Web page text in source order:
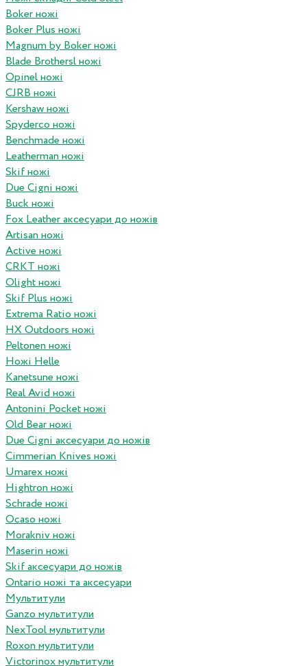
Boker ножі
Boker Plus ножі
Magnum by Boker ножі
Blade Brothersl ножі
Opinel ножі
CJRB ножі
Kershaw ножі
Spyderco ножі
Benchmade ножі
Leatherman ножі
Skif ножі
Due Cigni ножі
Buck ножі
Fox Leather аксесуари до ножів
Artisan ножі
Active ножі
CRKT ножі
Olight ножі
Skif Plus ножі
Extrema Ratio ножі
HX Outdoors ножі
Peltonen ножі
Ножі Helle
Kanetsune ножі
Real Avid ножі
Antonini Pocket ножі
Old Bear ножі
Due Cigni аксесуари до ножів
Cimmerian Knives ножі
Umarex ножі
Hightron ножі
Schrade ножі
Ocaso ножі
Morakniv ножі
Maserin ножі
Skif аксесуари до ножів
Ontario ножі та аксесуари
Мультитули
Ganzo мультитули
NexTool мультитули
Roxon мультитули
Victorinox мультитули